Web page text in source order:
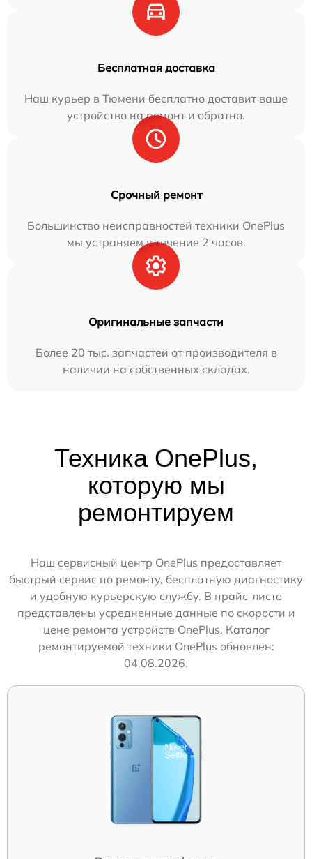
Бесплатная доставка
Наш курьер в Тюмени бесплатно доставит ваше
устройство на ремонт и обратно.
Срочный ремонт
Большинство неисправностей техники OnePlus
мы устраняем в течение 2 часов.
Оригинальные запчасти
Более 20 тыс. запчастей от производителя в
наличии на собственных складах.
Техника OnePlus,
которую мы
ремонтируем
Наш сервисный центр OnePlus предоставляет
быстрый сервис по ремонту, бесплатную диагностику
и удобную курьерскую службу. В прайс-листе
представлены усредненные данные по скорости и
цене ремонта устройств OnePlus. Каталог
ремонтируемой техники OnePlus обновлен:
04.08.2026.